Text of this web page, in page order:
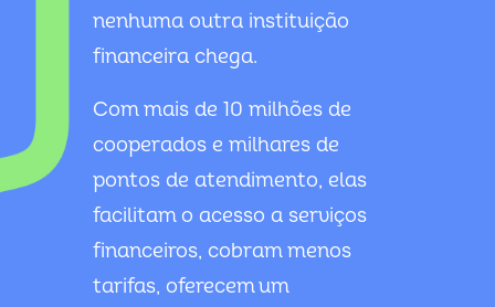
nenhuma outra instituição
financeira chega.
Com mais de 10 milhões de
cooperados e milhares de
pontos de atendimento, elas
facilitam o acesso a serviços
financeiros, cobram menos
tarifas, oferecem um